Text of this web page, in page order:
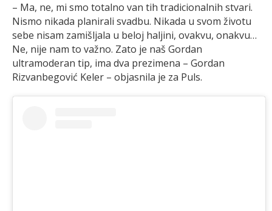
– Ma, ne, mi smo totalno van tih tradicionalnih stvari.
Nismo nikada planirali svadbu. Nikada u svom životu
sebe nisam zamišljala u beloj haljini, ovakvu, onakvu…
Ne, nije nam to važno. Zato je naš Gordan
ultramoderan tip, ima dva prezimena – Gordan
Rizvanbegović Keler – objasnila je za Puls.